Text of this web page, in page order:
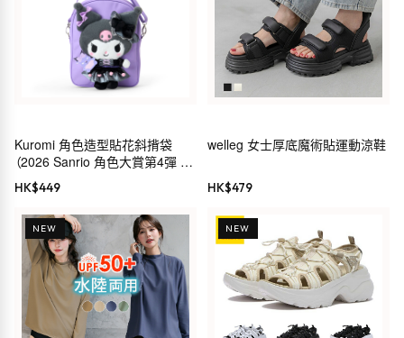
Kuromi 角色造型貼花斜揹袋
（2026 Sanrio 角色大賞第4彈 穿
搭系列）
HK$449
welleg 女士厚底魔術貼運動涼鞋
HK$479
NEW NEW